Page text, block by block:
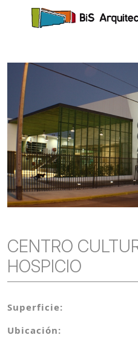
CENTRO
HOSPICIO
Superficie:
Ubicación: